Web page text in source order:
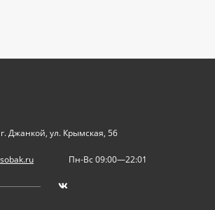
Джанкой, ул. Крымская, 56
Пн-Вс 09:00—22:01